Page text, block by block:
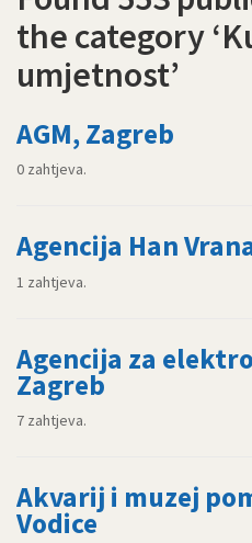
the category
umjetnost’
AGM, Zagreb
0 zahtjeva.
Agencija Han
1 zahtjeva.
Agencija za
Zagreb
7 zahtjeva.
Akvarij i muzej
Vodice